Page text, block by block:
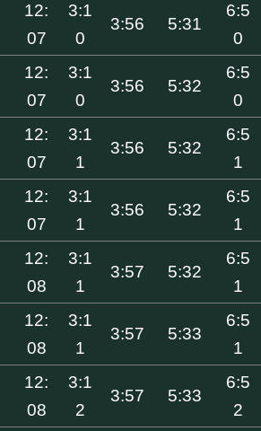
12:
07
3:1
0
3:56 5:31
6:5
0
12:
07
3:1
0
3:56 5:32
6:5
0
12:
07
3:1
1
3:56 5:32
6:5
1
12:
07
3:1
1
3:56 5:32
6:5
1
12:
08
3:1
1
3:57 5:32
6:5
1
12:
08
3:1
1
3:57 5:33
6:5
1
12:
08
3:1
2
3:57 5:33
6:5
2